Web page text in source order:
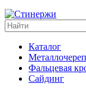
Каталог
Фальцевая
Сайдинг